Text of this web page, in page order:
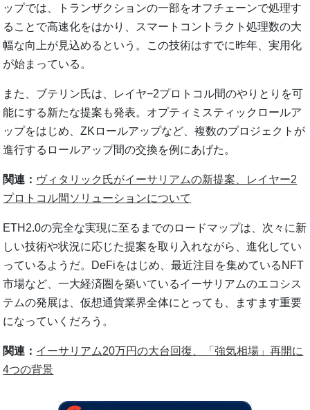
ップでは、トランザクションの一部をオフチェーンで処理す
ることで高速化をはかり、スマートコントラクト処理数の大
幅な向上が見込めるという。この技術はすでに昨年、実用化
が始まっている。
また、ブテリン氏は、レイヤ−2プロトコル間のやりとりを可
能にする新たな提案も発表。オプティミスティックロールア
ップをはじめ、ZKロールアップなど、複数のプロジェクトが
進行するロールアップ間の交換を例にあげた。
関連： ヴィタリック氏がイーサリアムの新提案、レイヤー2
プロトコル間ソリューションについて
ETH2.0の完全な実現に至るまでのロードマップは、次々に新
しい技術や状況に応じた提案を取り入れながら、進化してい
っているようだ。DeFiをはじめ、最近注目を集めているNFT
市場など、一大経済圏を築いているイーサリアムのエコシス
テムの発展は、仮想通貨業界全体にとっても、ますます重要
になっていくだろう。
関連： イーサリアム20万円の大台回復、「強気相場」再開に
4つの背景